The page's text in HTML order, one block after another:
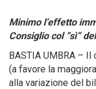
Minimo l’effetto
Consiglio col “sì”
BASTIA UMBRA –
(a favore la
alla variazione del